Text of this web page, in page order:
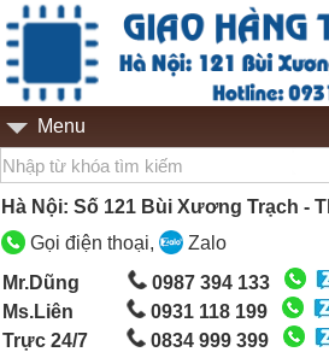
Menu
Hà Nội: Số 121 Bùi Xương Trạch -
Gọi điện thoại,
Zalo
Mr.Dũng
0987 394 133
Ms.Liên
0931 118 199
Trực 24/7
0834 999 399